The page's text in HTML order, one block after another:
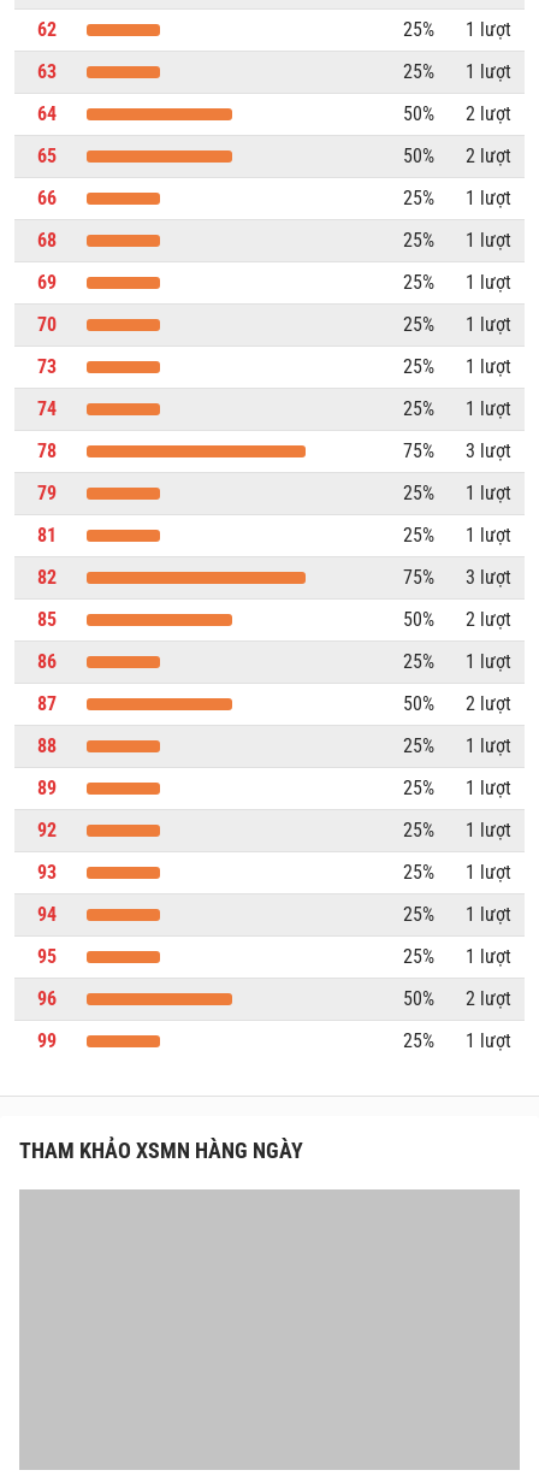
62
25%
1 lượt
63
25%
1 lượt
64
50%
2 lượt
65
50%
2 lượt
66
25%
1 lượt
68
25%
1 lượt
69
25%
1 lượt
70
25%
1 lượt
73
25%
1 lượt
74
25%
1 lượt
78
75%
3 lượt
79
25%
1 lượt
81
25%
1 lượt
82
75%
3 lượt
85
50%
2 lượt
86
25%
1 lượt
87
50%
2 lượt
88
25%
1 lượt
89
25%
1 lượt
92
25%
1 lượt
93
25%
1 lượt
94
25%
1 lượt
95
25%
1 lượt
96
50%
2 lượt
99
25% 1 lượt
THAM KHẢO XSMN HÀNG NGÀY